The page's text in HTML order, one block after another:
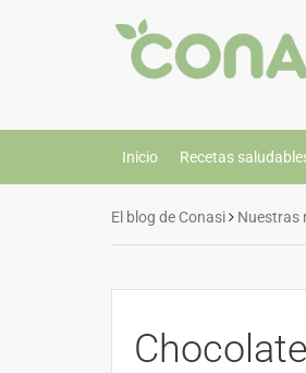
Inicio Recetas
El blog de Conasi Nuestras